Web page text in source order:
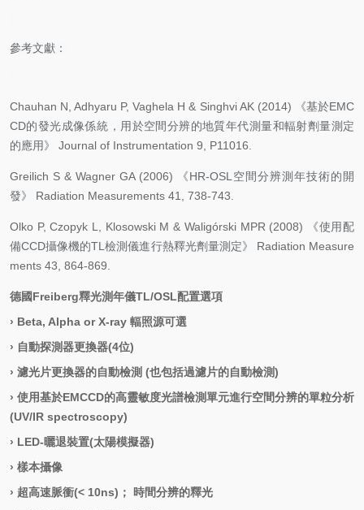
參考文獻：
Chauhan N, Adhyaru P, Vaghela H & Singhvi AK (2014) 《基於EMC
CD的發光成像係統，用於空間分辨的地質年代測量和輻射劑量測定
的應用》
Journal of Instrumentation 9, P11016.
Greilich S & Wagner GA (2006) 《HR-OSL空間分辨測年技術的開
發》
Radiation Measurements 41, 738-743.
Olko P, Czopyk L, Klosowski M & Waligórski MPR (2008) 《使用配
備CCD攝像機的TL檢測儀進行熱釋光劑量測定》
Radiation Measure
ments 43, 864-869.
德國Freiberg釋光測年儀TL/OSL配置選項
› Beta, Alpha or X-ray 輻照源可選
› 自動探測器更換器(4位)
› 濾光片更換器的自動檢測 (也包括過濾片的自動檢測)
› 使用基於EMCCD的高靈敏度光譜檢測單元進行空間分辨的單粒分析
(UV/IR spectroscopy)
› LED-曬退裝置(太陽模擬器)
› 樣本攝像
› 超高速脈衝(< 10ns)； 時間分辨的釋光